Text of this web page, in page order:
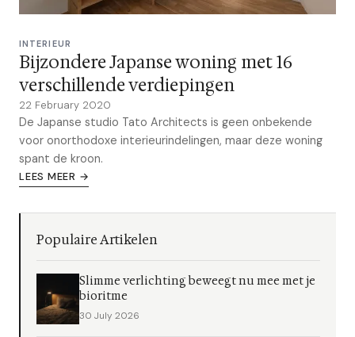
INTERIEUR
Bijzondere Japanse woning met 16
verschillende verdiepingen
22 February 2020
De Japanse studio Tato Architects is geen onbekende
voor onorthodoxe interieurindelingen, maar deze woning
spant de kroon.
LEES MEER →
Populaire Artikelen
Slimme verlichting beweegt nu mee met je
bioritme
30 July 2026